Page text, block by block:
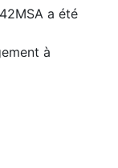
a été
à